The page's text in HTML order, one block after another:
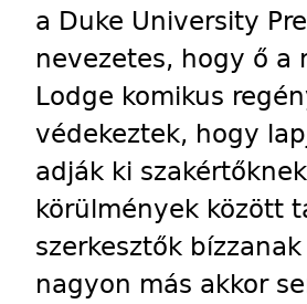
a Duke University
nevezetes, hogy ő a
Lodge komikus
védekeztek, hogy
adják ki
körülmények között
szerkesztők
nagyon más akkor